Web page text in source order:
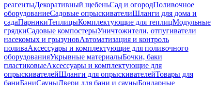
реагентыДекоративный щебеньСад и огородПоливочное
оборудованиеСадовые опрыскивателиШланги для дома и
садаПарникиТеплицыКомплектующие для теплицМодульные
грядкиСадовые компостерыУничтожители, отпугиватели
насекомых и грызуновАвтоматизация и контроль
поливаАксессуары и комплектующие для поливочного
оборудованияУкрывные материалыБочки, баки
пластиковыеАксессуары и комплектующие для
опрыскивателейШланги для опрыскивателейТовары для
баниБаниСауныДвери для бани и сауныБондарные